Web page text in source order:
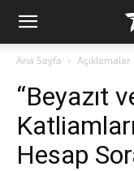
Ana Sayfa Açıklamalar
“Beyazıt
Hesap